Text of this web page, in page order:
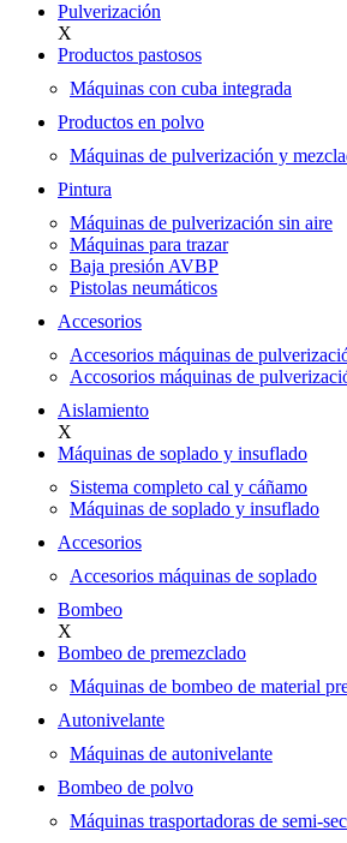
Pulverización
X
Productos pastosos
Máquinas con cuba integrada
Productos en polvo
Máquinas de pulverización y
Pintura
Máquinas de pulverización sin aire
Máquinas para trazar
Baja presión AVBP
Pistolas neumáticos
Accesorios
Accesorios máquinas de
Accosorios máquinas de
Aislamiento
X
Máquinas de soplado y insuflado
Sistema completo cal y cáñamo
Máquinas de soplado y insuflado
Accesorios
Accesorios máquinas de soplado
Bombeo
X
Bombeo de premezclado
Máquinas de bombeo de material
Autonivelante
Máquinas de autonivelante
Bombeo de polvo
Máquinas trasportadoras de semi-